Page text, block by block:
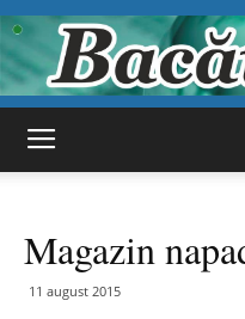
Magazin
11 august 2015